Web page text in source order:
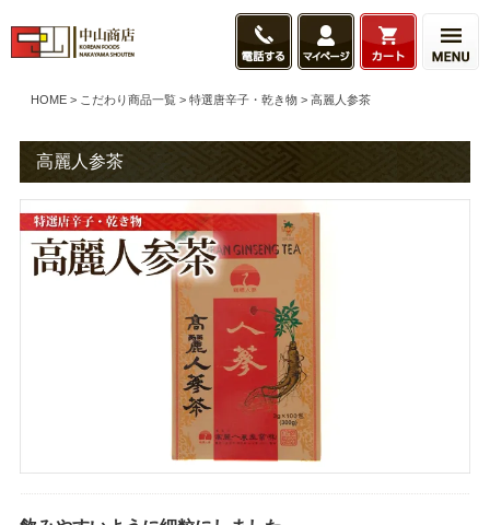
HOME こだわり商品一覧 特選唐辛子・乾き物 高麗人参茶
高麗人参茶